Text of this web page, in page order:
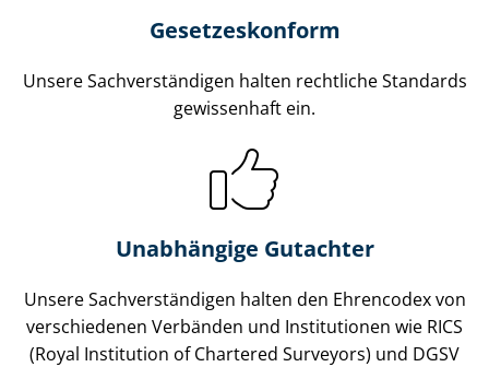
Gesetzes­konform
Unsere Sach­ver­stän­di­gen halten rechtliche Standards
gewissenhaft ein.
Unabhängige Gutachter
Unsere Sach­ver­stän­di­gen halten den Ehrencodex von
verschiedenen Verbänden und Institutionen wie RICS
(Royal Institution of Chartered Surveyors) und DGSV